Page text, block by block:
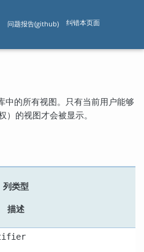
问题报告(github) 纠错本页面
中的所有视图。只有当前用户能够
的视图才会被显示。
列类型
描述